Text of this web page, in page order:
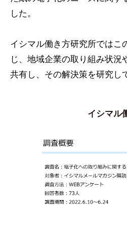
した。
イシマル働き方研究所ではこ
じ、地域企業の取り組み状況
共有し、その解決策を研究し
イシマル